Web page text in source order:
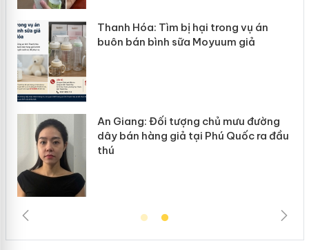
Thanh Hóa: Tìm bị hại trong vụ án
buôn bán bình sữa Moyuum giả
An Giang: Đối tượng chủ mưu đường
dây bán hàng giả tại Phú Quốc ra đầu